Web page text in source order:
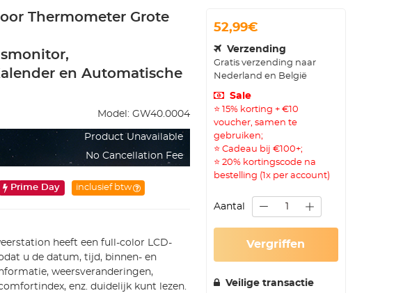
Thermometer Grote
en Automatische
Model: GW40.0004
Product Unavailable
No Cancellation Fee
Prime Day inclusief btw
heeft een full-color LCD-
u de datum, tijd, binnen- en
weersveranderingen,
enz. duidelijk kunt lezen.
52,99€
Verzending
Gratis verzending naar
Nederland en België
Sale
⭐ 15% korting + €10
voucher, samen te
gebruiken;
⭐ Cadeau bij €100+;
⭐ 20% kortingscode na
bestelling (1x per account)
Aantal
Vergriffen
Veilige transactie